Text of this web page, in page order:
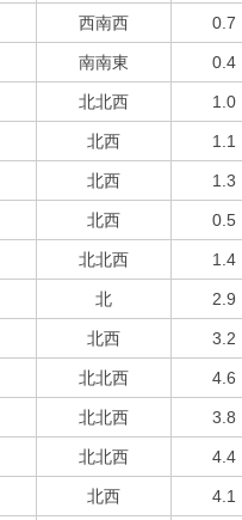
西南西 0.7
南南東 0.4
北北西 1.0
北西 1.1
北西 1.3
北西 0.5
北北西 1.4
北 2.9
北西 3.2
北北西 4.6
北北西 3.8
北北西 4.4
北西 4.1